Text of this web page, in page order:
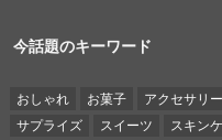
今話題のキーワード
おしゃれ お菓子 アクセサリー
サプライズ
スイーツ スキン